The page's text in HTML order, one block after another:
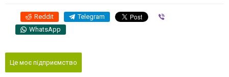
Reddit Telegram
WhatsApp
Це моє підприємство